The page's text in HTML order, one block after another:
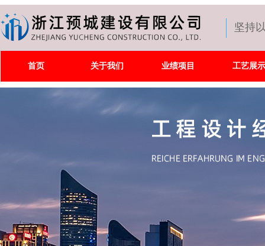
坚持
首页 关于我们 业绩项目 工艺展示